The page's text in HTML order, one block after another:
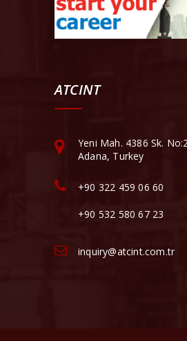
ATCINT
Yeni Mah. 4386 Sk.
Adana, Turkey
+90 322 459 06 60
+90 532 580 67 23
inquiry@atcint.com.tr